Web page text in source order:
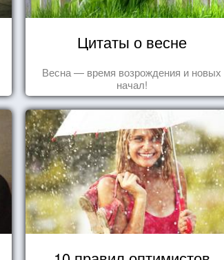
Цитаты о весне
Весна — время возрождения и новых
начал!